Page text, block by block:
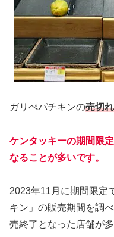
ガリぺパチキンの売切
ケンタッキーの期間限
なることが多いです。
2023年11月に期間限定
キン」の販売期間を調
売終了となった店舗が多